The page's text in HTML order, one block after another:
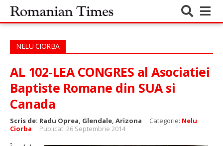
NELU CIORBA
AL 102-LEA CONGRES al Asociatiei
Baptiste Romane din SUA si
Canada
Scris de: Radu Oprea, Glendale, Arizona Categorie: Nelu
Ciorba
Publicat: 26 Septembrie 2014